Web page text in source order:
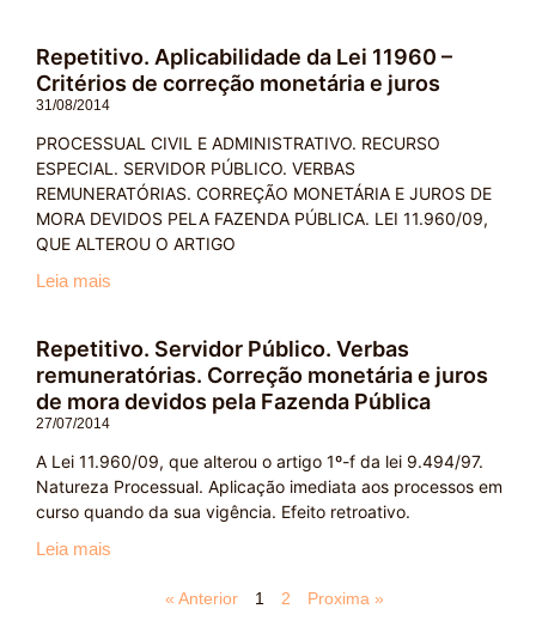
Repetitivo. Aplicabilidade da Lei 11960 –
Critérios de correção monetária e juros
31/08/2014
PROCESSUAL CIVIL E ADMINISTRATIVO. RECURSO
ESPECIAL. SERVIDOR PÚBLICO. VERBAS
REMUNERATÓRIAS. CORREÇÃO MONETÁRIA E JUROS DE
MORA DEVIDOS PELA FAZENDA PÚBLICA. LEI 11.960/09,
QUE ALTEROU O ARTIGO
Leia mais
Repetitivo. Servidor Público. Verbas
remuneratórias. Correção monetária e juros
de mora devidos pela Fazenda Pública
27/07/2014
A Lei 11.960/09, que alterou o artigo 1º-f da lei 9.494/97.
Natureza Processual. Aplicação imediata aos processos em
curso quando da sua vigência. Efeito retroativo.
Leia mais
« Anterior 1 2 Proxima »